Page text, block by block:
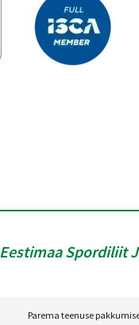
Eestimaa Spordiliit
Parema teenuse